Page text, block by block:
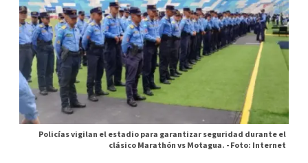
Policías vigilan el estadio para garantizar seguridad durante el
clásico Marathón vs Motagua. -Foto: Internet